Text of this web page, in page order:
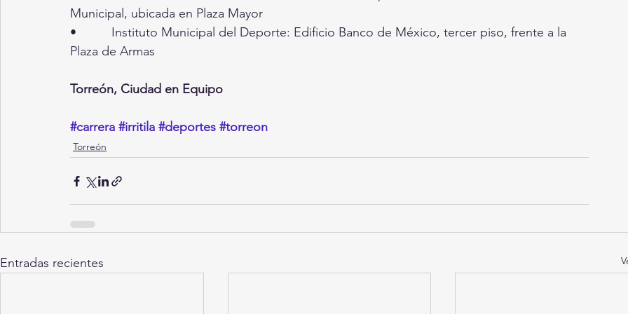
Municipal, ubicada en Plaza Mayor
•          Instituto Municipal del Deporte: Edificio Banco de México, tercer piso, frente a la
Plaza de Armas
Torreón, Ciudad en Equipo
#carrera #irritila #deportes #torreon
Torreón
Entradas recientes